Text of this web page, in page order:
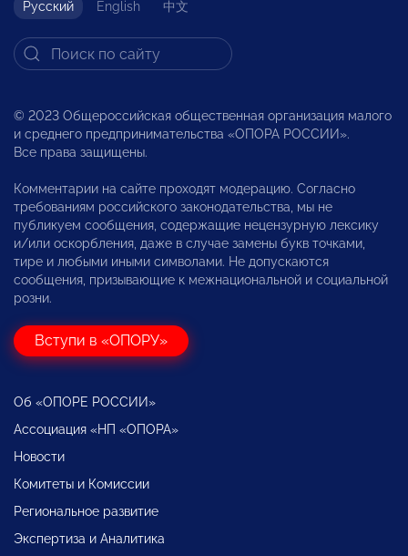
Русский English 中文
© 2023 Общероссийская общественная организация малого
и среднего предпринимательства «ОПОРА РОССИИ».
Все права защищены.
Комментарии на сайте проходят модерацию. Согласно
требованиям российского законодательства, мы не
публикуем сообщения, содержащие нецензурную лексику
и/или оскорбления, даже в случае замены букв точками,
тире и любыми иными символами. Не допускаются
сообщения, призывающие к межнациональной и социальной
розни.
Вступи в «ОПОРУ»
Об «ОПОРЕ РОССИИ»
Ассоциация «НП «ОПОРА»
Новости
Комитеты и Комиссии
Региональное развитие
Экспертиза и Аналитика